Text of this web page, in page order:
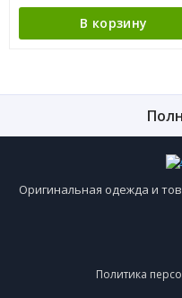
В корзину
Оригинальная одежда и
Политика